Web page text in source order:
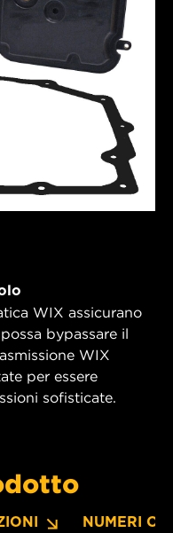
WIX assicurano
bypassare il
WIX
per essere
sofisticate.
NUMERI OE